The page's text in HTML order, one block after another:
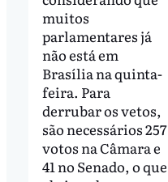
muitos
parlamentares já
não está em
Brasília na quinta-
feira. Para
derrubar os vetos,
são necessários 257
votos na Câmara e
41 no Senado, o que